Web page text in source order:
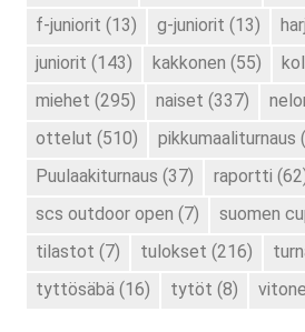
f-juniorit (13) g-juniorit (13)
juniorit (143) kakkonen (55)
miehet (295) naiset (337)
ottelut (510) pikkumaaliturnaus
Puulaakiturnaus (37) raportti
scs outdoor open (7) suomen
tilastot (7) tulokset (216)
tyttösäbä (16) tytöt (8)